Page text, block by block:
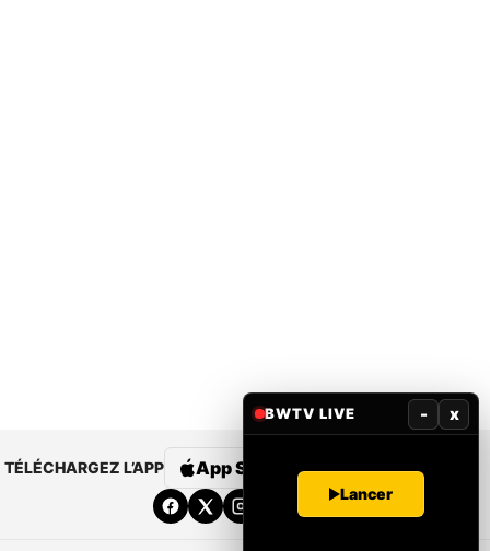
TÉLÉCHARGEZ L’APP App Store Google Play
BWTV LIVE - x
Lancer